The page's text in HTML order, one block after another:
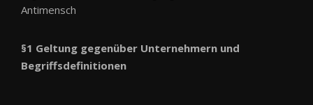
Antimensch
§1 Geltung gegenüber Unternehmern und
Begriffsdefinitionen